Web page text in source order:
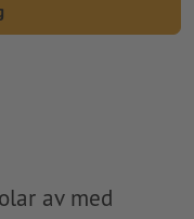
av med